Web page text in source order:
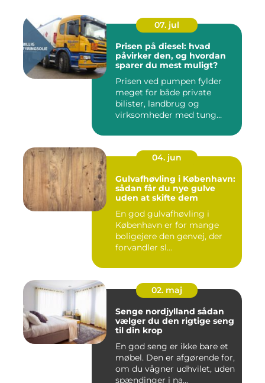
07. jul
Prisen på diesel: hvad
påvirker den, og hvordan
sparer du mest muligt?
Prisen ved pumpen fylder
meget for både private
bilister, landbrug og
virksomheder med tung
04. jun
Gulvafhøvling i København:
sådan får du nye gulve
uden at skifte dem
En god gulvafhøvling i
København er for mange
boligejere den genvej, der
forvandler sl...
02. maj
Senge nordjylland sådan
vælger du den rigtige seng
til din krop
En god seng er ikke bare et
møbel. Den er afgørende for,
om du vågner udhvilet, uden
spændinger i na...